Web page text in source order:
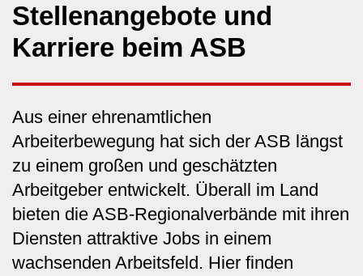
Stellenangebote und
Karriere beim ASB
Aus einer ehrenamtlichen
Arbeiterbewegung hat sich der ASB längst
zu einem großen und geschätzten
Arbeitgeber entwickelt. Überall im Land
bieten die ASB-Regionalverbände mit ihren
Diensten attraktive Jobs in einem
wachsenden Arbeitsfeld. Hier finden